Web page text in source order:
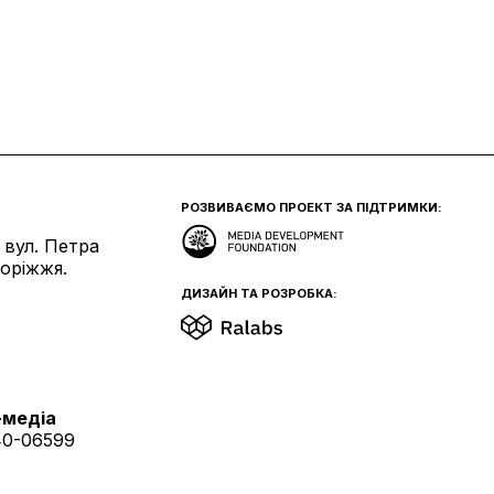
Петра
06599
РОЗВИВАЄМО ПРОЕКТ ЗА ПІДТРИМКИ:
ДИЗАЙН ТА РОЗРОБКА: